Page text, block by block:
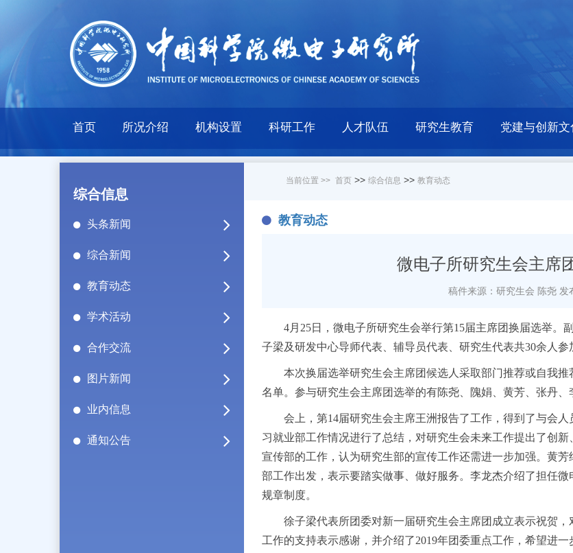
首页 所况介绍 机构设置 科研工作 人才队伍 研究生教育 党建与创新文
综合信息
头条新闻
综合新闻
教育动态
学术活动
合作交流
图片新闻
业内信息
通知公告
当前位置 >> 首页 >> 综合信息 >> 教育动态
教育动态
微电子所研究生会主席
稿件来源：研究生会 陈尧 发
4月 25日，微电子所研究生会举行第15届主席团换届选举。
子梁及研发中心导师代表、辅导员代表、研究生代表共30余人参
本次换届选举研究生会主席团候选人采取部门推荐或自我
名单。参与研究生会主席团选举的有陈尧、隗娟、黄芳、张丹、
会上，第14届研究生会主席王洲报告了工作，得到了与会
习就业部工作情况进行了总结，对研究生会未来工作提出了创
宣传部的工作，认为研究生部的宣传工作还需进一步加强。黄
部工作出发，表示要踏实做事、做好服务。李龙杰介绍了担任
规章制度。
徐子梁代表所团委对新一届研究生会主席团成立表示祝贺
工作的支持表示感谢，并介绍了2019年团委重点工作，希望进